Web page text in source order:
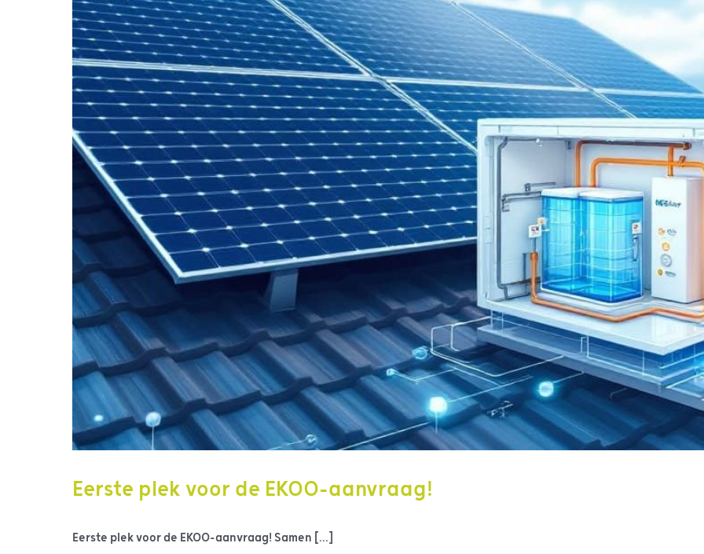
Eerste plek voor de EKOO-aanvraag!
Eerste plek voor de EKOO-aanvraag! Samen [...]